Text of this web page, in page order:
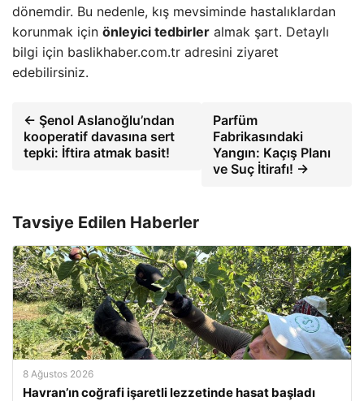
dönemdir. Bu nedenle, kış mevsiminde hastalıklardan
korunmak için önleyici tedbirler almak şart. Detaylı
bilgi için baslikhaber.com.tr adresini ziyaret
edebilirsiniz.
← Şenol Aslanoğlu’ndan
kooperatif davasına sert
tepki: İftira atmak basit!
Parfüm
Fabrikasındaki
Yangın: Kaçış Planı
ve Suç İtirafı! →
Tavsiye Edilen Haberler
8 Ağustos 2026
Havran’ın coğrafi işaretli lezzetinde hasat başladı